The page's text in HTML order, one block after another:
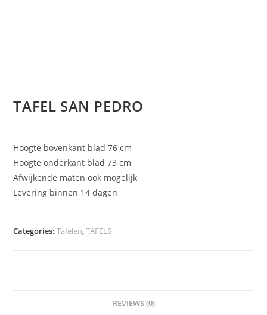
TAFEL SAN PEDRO
Hoogte bovenkant blad 76 cm
Hoogte onderkant blad 73 cm
Afwijkende maten ook mogelijk
Levering binnen 14 dagen
Categories:Tafelen,TAFELS
REVIEWS (0)